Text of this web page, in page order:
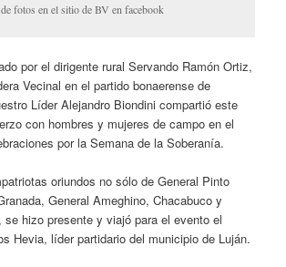
fotos en el sitio de BV en facebook
por el dirigente rural Servando Ramón Ortiz,
Vecinal en el partido bonaerense de
Líder Alejandro Biondini compartió este
con hombres y mujeres de campo en el
por la Semana de la Soberanía.
oriundos no sólo de General Pinto
General Ameghino, Chacabuco y
hizo presente y viajó para el evento el
Hevia, líder partidario del municipio de Luján.